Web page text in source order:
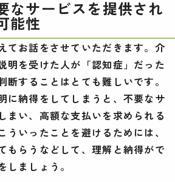
なサービスを提供され
能性
てお話をさせていただきます。介
明を受けた人が「認知症」だった
断することはとても難しいです。
に納得をしてしまうと、不要なサ
まい、高額な支払いを求められる
ういったことを避けるためには、
もらうなどして、理解と納得がで
しましょう。